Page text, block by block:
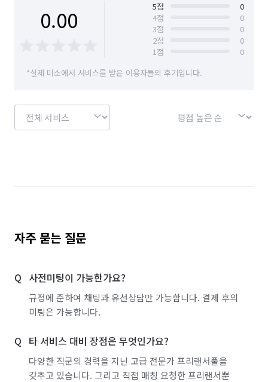
0.00 5점
0
4점
0
3점
0
2점
0
1점
0
*실제 미소에서 서비스를 받은 이용자들의 후기입니다.
자주 묻는 질문
사전미팅이 가능한가요?
규정에 준하여 채팅과 유선상담만 가능합니다. 결제 후의
미팅은 가능합니다.
타 서비스 대비 장점은 무엇인가요?
다양한 직군의 경력을 지닌 고급 전문가 프리랜서풀을
갖추고 있습니다. 그리고 직접 매칭 요청한 프리랜서뿐